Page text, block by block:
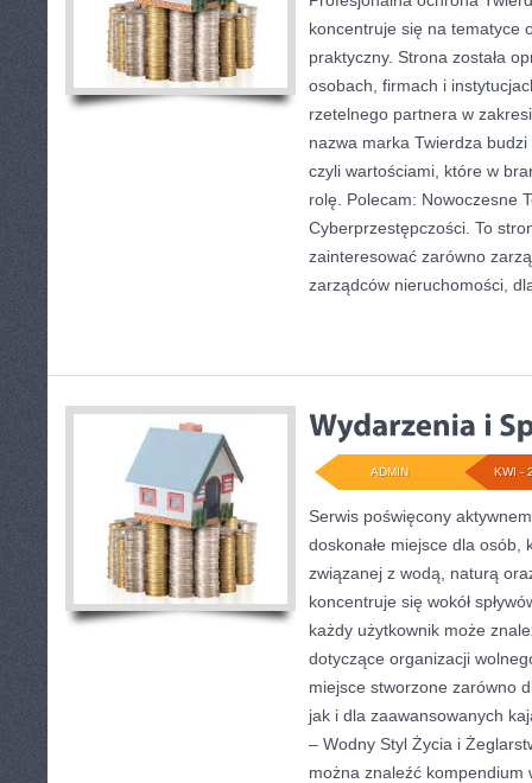
koncentruje się na tematyce
praktyczny. Strona została
osobach, firmach i
rzetelnego partnera w
nazwa marka Twierdza
czyli wartościami, które w
rolę. Polecam: Nowoczesne
Cyberprzestępczości. To
zainteresować zarówno
zarządców nieruchomości,
KWI -
ADMIN
Serwis poświęcony
doskonałe miejsce dla osób,
związanej z wodą, naturą
koncentruje się wokół
każdy użytkownik może
dotyczące organizacji
miejsce stworzone zarówno
jak i dla zaawansowanych
– Wodny Styl Życia i
można znaleźć kompendium